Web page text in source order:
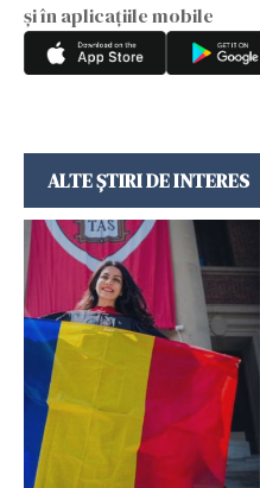
și în aplicațiile mobile
ALTE ȘTIRI DE INTERES